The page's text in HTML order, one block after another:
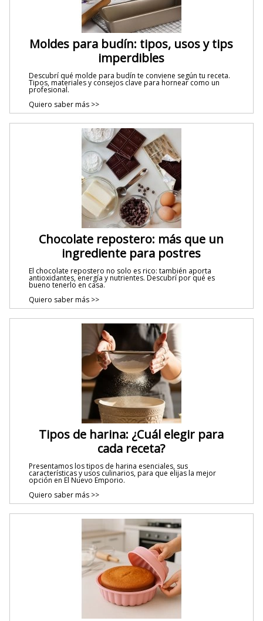
Moldes para budín: tipos, usos y tips
imperdibles
Descubrí qué molde para budín te conviene según tu receta.
Tipos, materiales y consejos clave para hornear como un
profesional.
Quiero saber más >>
Chocolate repostero: más que un
ingrediente para postres
El chocolate repostero no solo es rico: también aporta
antioxidantes, energía y nutrientes. Descubrí por qué es
bueno tenerlo en casa.
Quiero saber más >>
Tipos de harina: ¿Cuál elegir para
cada receta?
Presentamos los tipos de harina esenciales, sus
características y usos culinarios, para que elijas la mejor
opción en El Nuevo Emporio.
Quiero saber más >>